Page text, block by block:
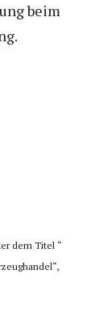
beim
dem Titel “